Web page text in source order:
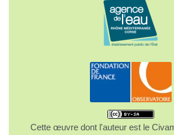
Cette œuvre dont l'auteur est le